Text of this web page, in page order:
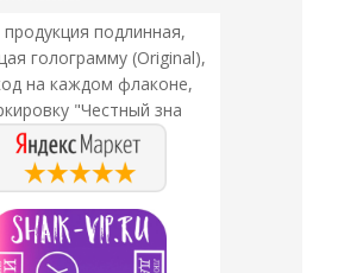
продукция подлинная,
голограмму (Original),
на каждом флаконе,
"Честный зна